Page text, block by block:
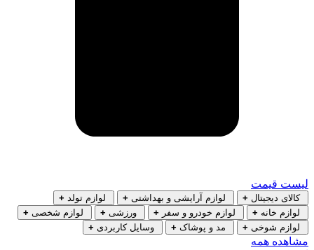
لیست قیمت
کالای دیجیتال + لوازم آرایشی و بهداشتی + لوازم تولد +
لوازم خانه + لوازم خودرو و سفر + ورزشی + لوازم شخصی +
لوازم شوخی + مد و پوشاک + وسایل کاربردی +
مشاهده همه